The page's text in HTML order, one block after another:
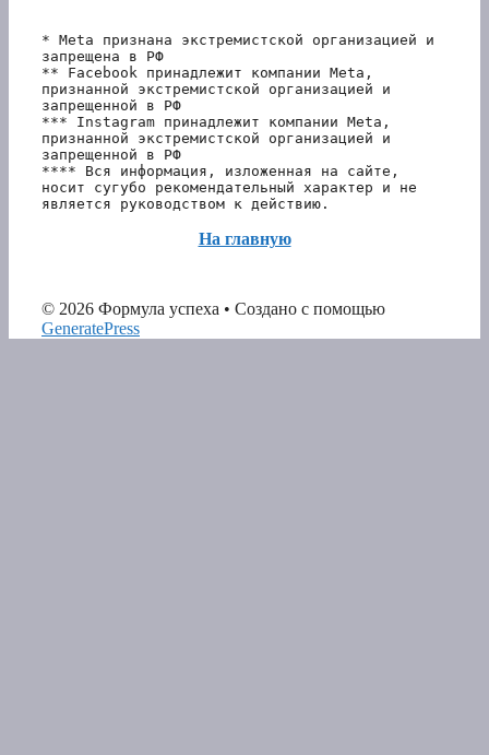
* Meta признана экстремистской организацией и
запрещена в РФ
** Facebook принадлежит компании Meta,
признанной экстремистской организацией и
запрещенной в РФ
*** Instagram принадлежит компании Meta,
признанной экстремистской организацией и
запрещенной в РФ
**** Вся информация, изложенная на сайте,
носит сугубо рекомендательный характер и не
является руководством к действию.
На главную
© 2026 Формула успеха • Создано с помощью
GeneratePress